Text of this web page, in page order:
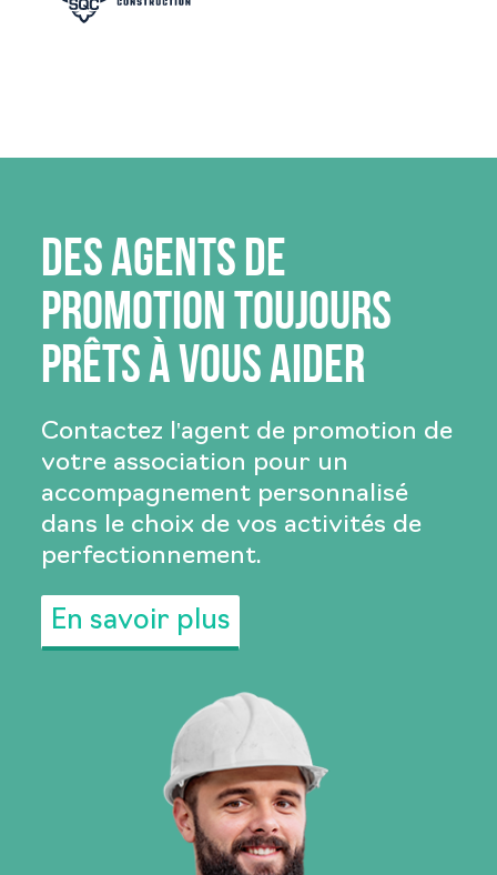
Des agents de
promotion toujours
prêts à vous aider
Contactez l'agent de promotion de
votre association pour un
dans le choix de vos activités de
perfectionnement.
En savoir plus